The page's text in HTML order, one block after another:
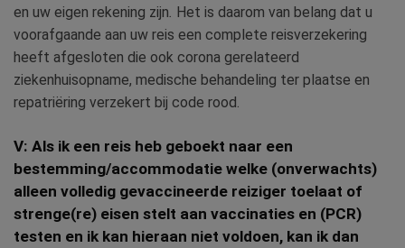
en uw eigen rekening zijn. Het is daarom van belang dat u
voorafgaande aan uw reis een complete reisverzekering
heeft afgesloten die ook corona gerelateerd
ziekenhuisopname, medische behandeling ter plaatse en
repatriëring verzekert bij code rood.
V: Als ik een reis heb geboekt naar een
bestemming/accommodatie welke (onverwachts)
alleen volledig gevaccineerde reiziger toelaat of
strenge(re) eisen stelt aan vaccinaties en (PCR)
testen en ik kan hieraan niet voldoen, kan ik dan